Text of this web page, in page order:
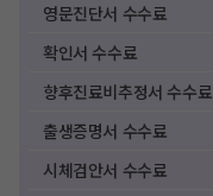
영문진단서 수수료
확인서 수수료
향후진료비추정서 수수료
출생증명서 수수료
시체검안서 수수료